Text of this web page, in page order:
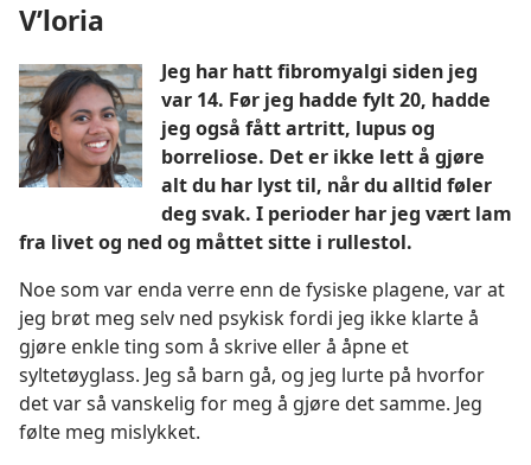
V’loria
Jeg har hatt fibromyalgi siden jeg
var 14. Før jeg hadde fylt 20, hadde
jeg også fått artritt, lupus og
borreliose. Det er ikke lett å gjøre
alt du har lyst til, når du alltid føler
deg svak. I perioder har jeg vært lam
fra livet og ned og måttet sitte i rullestol.
Noe som var enda verre enn de fysiske plagene, var at
jeg brøt meg selv ned psykisk fordi jeg ikke klarte å
gjøre enkle ting som å skrive eller å åpne et
syltetøyglass. Jeg så barn gå, og jeg lurte på hvorfor
det var så vanskelig for meg å gjøre det samme. Jeg
følte meg mislykket.